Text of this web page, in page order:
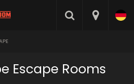
Escape Rooms